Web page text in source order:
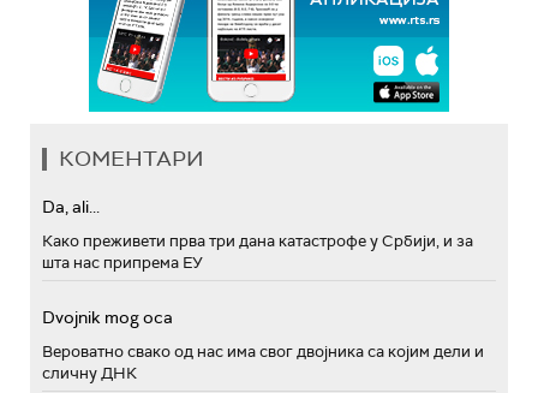
КОМЕНТАРИ
Da, ali...
Како преживети прва три дана катастрофе у Србији, и за
шта нас припрема ЕУ
Dvojnik mog oca
Вероватно свако од нас има свог двојника са којим дели и
сличну ДНК